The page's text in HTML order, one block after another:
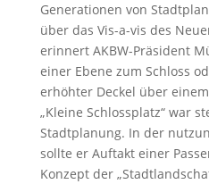
Generationen von
über das Vis-a-vis des
erinnert AKBW-Präsident
einer Ebene zum Schloss
erhöhter Deckel über
„Kleine Schlossplatz“ war
Stadtplanung. In der
sollte er Auftakt einer
Konzept der